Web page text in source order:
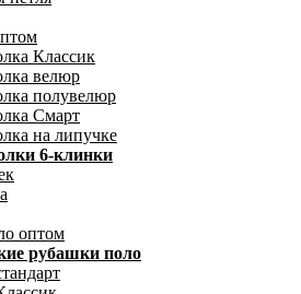
Классик
велюр
полувелюр
Смарт
на липучке
6-клинки
оптом
рубашки поло